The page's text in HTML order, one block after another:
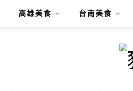
高雄美食 台南美食